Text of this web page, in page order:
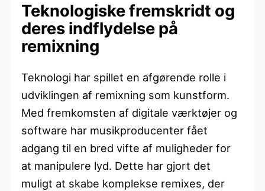
Teknologiske fremskridt og
deres indflydelse på
remixning
Teknologi har spillet en afgørende rolle i
udviklingen af remixning som kunstform.
Med fremkomsten af digitale værktøjer og
software har musikproducenter fået
adgang til en bred vifte af muligheder for
at manipulere lyd. Dette har gjort det
muligt at skabe komplekse remixes, der